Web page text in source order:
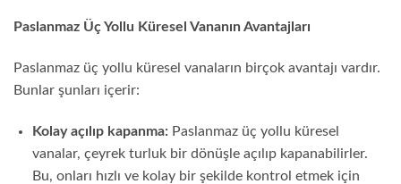
Paslanmaz Üç Yollu Küresel Vananın Avantajları
Paslanmaz üç yollu küresel vanaların birçok avantajı vardır.
Bunlar şunları içerir:
Kolay açılıp kapanma:Paslanmaz üç yollu küresel
vanalar, çeyrek turluk bir dönüşle açılıp kapanabilirler.
Bu, onları hızlı ve kolay bir şekilde kontrol etmek için